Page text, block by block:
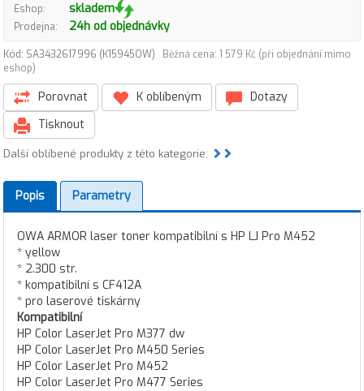
Eshop: skladem
Prodejna: 24h od objednávky
Kód: SA3432617996 (K15945OW)
Běžná cena: 1 579 Kč (při objednání mimo
eshop)
Porovnat K oblíbeným
Dotazy
Tisknout
Další oblíbené produkty z této kategorie:
Popis Parametry
OWA ARMOR laser toner kompatibilní s HP LJ Pro M452
* yellow
* 2.300 str.
* kompatibilní s CF412A
* pro laserové tiskárny
Kompatibilní
HP Color LaserJet Pro M377 dw
HP Color LaserJet Pro M450 Series
HP Color LaserJet Pro M452
HP Color LaserJet Pro M477 Series